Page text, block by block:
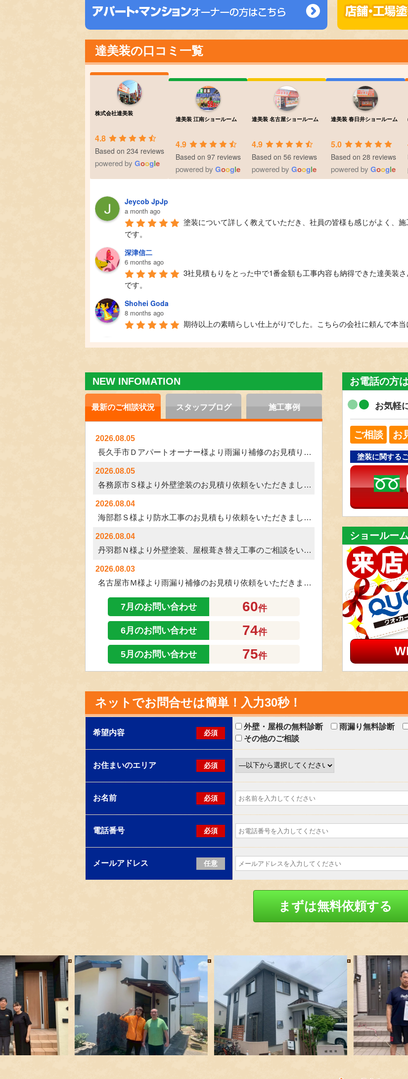
達美装の口コミ一覧
株式会社達美装
4.8
Based on 234 reviews
powered by Google
達美装 江南ショールーム
4.9
Based on 97 reviews
powered by Google
達美装 名古屋ショールーム
4.9
Based on 56 reviews
powered byGoogle
達美装 春日井ショールーム
5.0
Based on 28 reviews
powered by Google
Jeycob JpJp
a month ago
塗装について詳しく教えていただき、社員の皆様も感じがよく、
です。
深津信二
6 months ago
3社見積もりをとった中で1番金額も工事内容も納得できた達美装
です。
Shohei Goda
8 months ago
期待以上の素晴らしい仕上がりでした。こちらの会社に頼んで本当
なな
お願いして本当に良かったです。信頼できる塗装店だと思います。
min *
10 months ago
毎年点検に来てくれるみたいで安心して依頼させていただきました。
More reviews
NEW INFOMATION
最新のご相談状況 スタッフブログ 施工事例
2026.08.05
長久手市Ｄアパートオーナー様より雨漏り補修のお見積り依頼をいただきました。
2026.08.05
各務原市Ｓ様より外壁塗装のお見積り依頼をいただきました。
2026.08.04
海部郡Ｓ様より防水工事のお見積もり依頼をいただきました。
2026.08.04
丹羽郡Ｎ様より外壁塗装、屋根葺き替え工事のご相談をいただきました。
2026.08.03
名古屋市Ｍ様より雨漏り補修のお見積り依頼をいただきました。
2026.08.02
2026.08.02
2026.08.02
江南市Ｈ様より外壁・屋根塗装のお見積り依頼をいただきました。
2026.08.02
7月のお問い合わせ 60件
6月のお問い合わせ 74件
5月のお問い合わせ 75件
お電話の方
お気軽
ご相談 お
塗装に関する
ショールー
ネットでお問合せは簡単！ 入力30秒！
希望内容 必須
外壁・屋根の無料診断 雨漏り無料診断
その他のご相談
お住まいのエリア 必須
お名前 必須
電話番号 必須
メールアドレス 任意